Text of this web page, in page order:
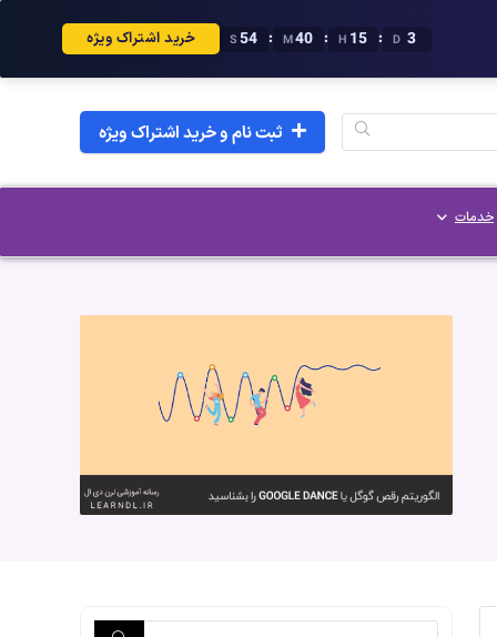
3
D
:
15
H
:
40
M
:
53
S خرید اشتراک ویژه
ثبت نام و خرید اشتراک ویژه
خدمات